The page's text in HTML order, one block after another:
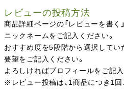
レビューの投稿方法
商品詳細ページの「レビューを書く
ニックネームをご記入ください。
おすすめ度を5段階から選択してい
要望をご記入ください。
よろしければプロフィールをご記入
※レビュー投稿は、1商品につき1回